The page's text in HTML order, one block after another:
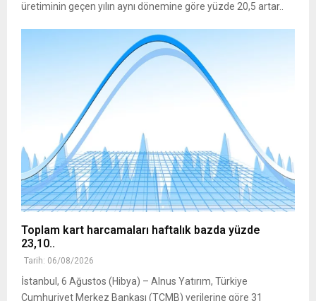
üretiminin geçen yılın aynı dönemine göre yüzde 20,5 artar..
Toplam kart harcamaları haftalık bazda yüzde
23,10..
Tarih: 06/08/2026
İstanbul, 6 Ağustos (Hibya) – Alnus Yatırım, Türkiye
Cumhuriyet Merkez Bankası (TCMB) verilerine göre 31